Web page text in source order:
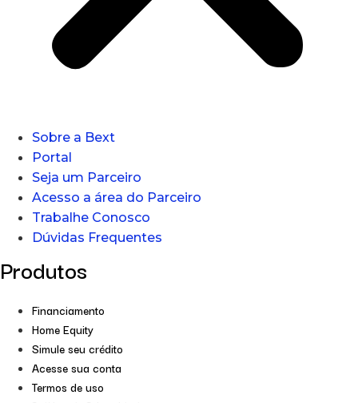
Sobre a Bext
Portal
Seja um Parceiro
Acesso a área do Parceiro
Trabalhe Conosco
Dúvidas Frequentes
Produtos
Financiamento
Home Equity
Simule seu crédito
Acesse sua conta
Termos de uso